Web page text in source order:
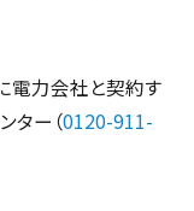
電力会社と契約す
ター（0120-911-